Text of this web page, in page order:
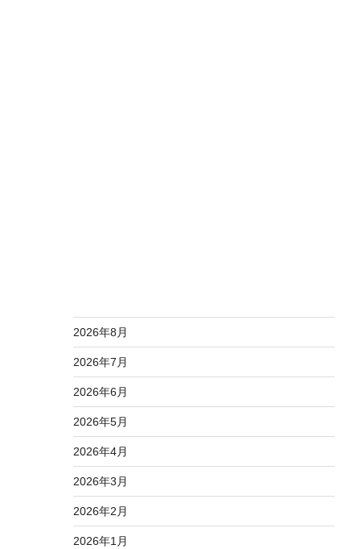
2026年8月
2026年7月
2026年6月
2026年5月
2026年4月
2026年3月
2026年2月
2026年1月